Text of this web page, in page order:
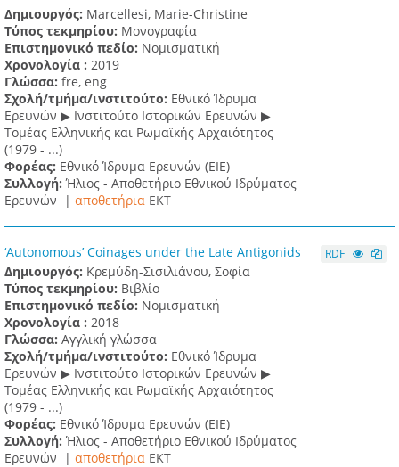
Δημιουργός: Marcellesi, Marie-Christine
Τύπος τεκμηρίου: Μονογραφία
Επιστημονικό πεδίο: Νομισματική
Χρονολογία : 2019
Γλώσσα: fre, eng
Σχολή/τμήμα/ινστιτούτο: Εθνικό Ίδρυμα
Ερευνών ▶ Ινστιτούτο Ιστορικών Ερευνών ▶
Τομέας Ελληνικής και Ρωμαϊκής Αρχαιότητος
(1979 - ...)
Φορέας: Εθνικό Ίδρυμα Ερευνών (ΕΙΕ)
Συλλογή:Ήλιος - Αποθετήριο Εθνικού Ιδρύματος
Ερευνών | αποθετήρια EKT
‘Autonomous’ Coinages under the Late Antigonids
Δημιουργός: Κρεμύδη-Σισιλιάνου, Σοφία
Τύπος τεκμηρίου: Βιβλίο
Επιστημονικό πεδίο: Νομισματική
Χρονολογία : 2018
Γλώσσα: Αγγλική γλώσσα
Σχολή/τμήμα/ινστιτούτο: Εθνικό Ίδρυμα
Ερευνών ▶ Ινστιτούτο Ιστορικών Ερευνών ▶
Τομέας Ελληνικής και Ρωμαϊκής Αρχαιότητος
(1979 - ...)
Φορέας: Εθνικό Ίδρυμα Ερευνών (ΕΙΕ)
Συλλογή:Ήλιος - Αποθετήριο Εθνικού Ιδρύματος
Ερευνών | αποθετήρια EKT
RDF